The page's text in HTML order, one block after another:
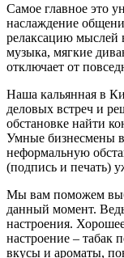
Самое главное это
наслаждение
релаксацию мыслей
музыка, мягкие
отключает от
Наша кальянная в
деловых встреч и
обстановке найти
Умные бизнесмены
неформальную
(подпись и печать)
Мы вам поможем
данный момент. Ведь
настроения.
настроение – табак
вкусы и ароматы,